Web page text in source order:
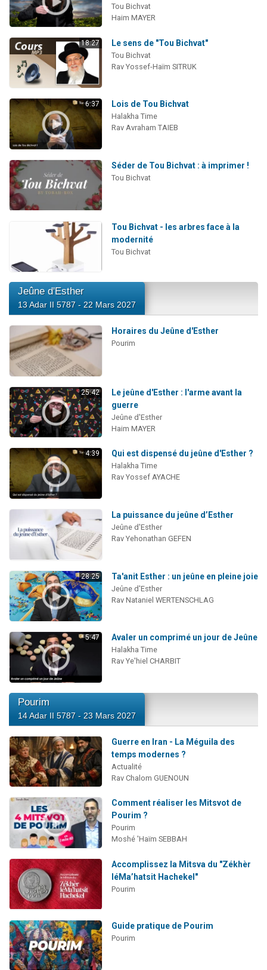
Tou Bichvat
Haim MAYER
18:27 Le sens de "Tou Bichvat"
Tou Bichvat
Rav Yossef-Haïm SITRUK
6:37 Lois de Tou Bichvat
Halakha Time
Rav Avraham TAIEB
Séder de Tou Bichvat : à imprimer !
Tou Bichvat
Tou Bichvat - les arbres face à la
modernité
Tou Bichvat
Jeûne d'Esther
13 Adar II 5787 - 22 Mars 2027
Horaires du Jeûne d'Esther
Pourim
25:42
Le jeûne d'Esther : l'arme avant la
guerre
Jeûne d'Esther
Haim MAYER
4:39 Qui est dispensé du jeûne d'Esther ?
Halakha Time
Rav Yossef AYACHE
La puissance du jeûne d’Esther
Jeûne d'Esther
Rav Yehonathan GEFEN
28:25 Ta'anit Esther : un jeûne en pleine joie
Jeûne d'Esther
Rav Nataniel WERTENSCHLAG
5:47 Avaler un comprimé un jour de Jeûne
Halakha Time
Rav Ye'hiel CHARBIT
Pourim
14 Adar II 5787 - 23 Mars 2027
Guerre en Iran - La Méguila des
temps modernes ?
Actualité
Rav Chalom GUENOUN
Comment réaliser les Mitsvot de
Pourim ?
Pourim
Moshé 'Haïm SEBBAH
Accomplissez la Mitsva du "Zékhèr
léMa’hatsit Hachekel"
Pourim
Guide pratique de Pourim
Pourim